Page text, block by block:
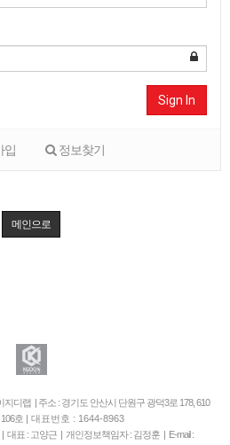
Sign In
입 정보찾기
메인으로
디랩 | 주소 : 경기도 안산시 단원구 광덕3로 178, 610
호 | 대표번호 : 1644-8963
| 대표 : 고양근 | 개인정보책임자 : 김정훈 | E-mail :